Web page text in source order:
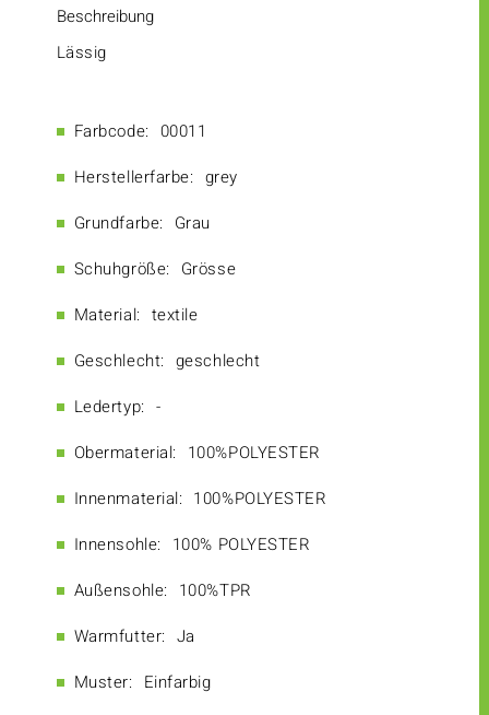
Beschreibung
Lässig
Farbcode: 00011
Herstellerfarbe: grey
Grundfarbe: Grau
Schuhgröße: Grösse
Material: textile
Geschlecht: geschlecht
Ledertyp: -
Obermaterial: 100%POLYESTER
Innenmaterial: 100%POLYESTER
Innensohle: 100% POLYESTER
Außensohle: 100%TPR
Warmfutter: Ja
Muster: Einfarbig